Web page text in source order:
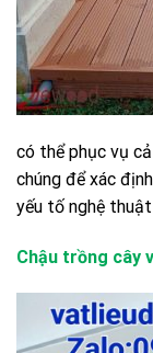
có thể phục vụ
chúng để xác
yếu tố nghệ
Chậu trồng cây